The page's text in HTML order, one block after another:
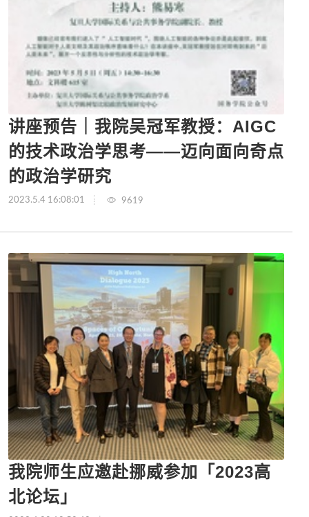
讲座预告｜我院吴冠军教授：AIGC
的技术政治学思考——迈向面向奇点
的政治学研究
2023.5.4 16:08:01 9619
我院师生应邀赴挪威参加「2023高
北论坛」